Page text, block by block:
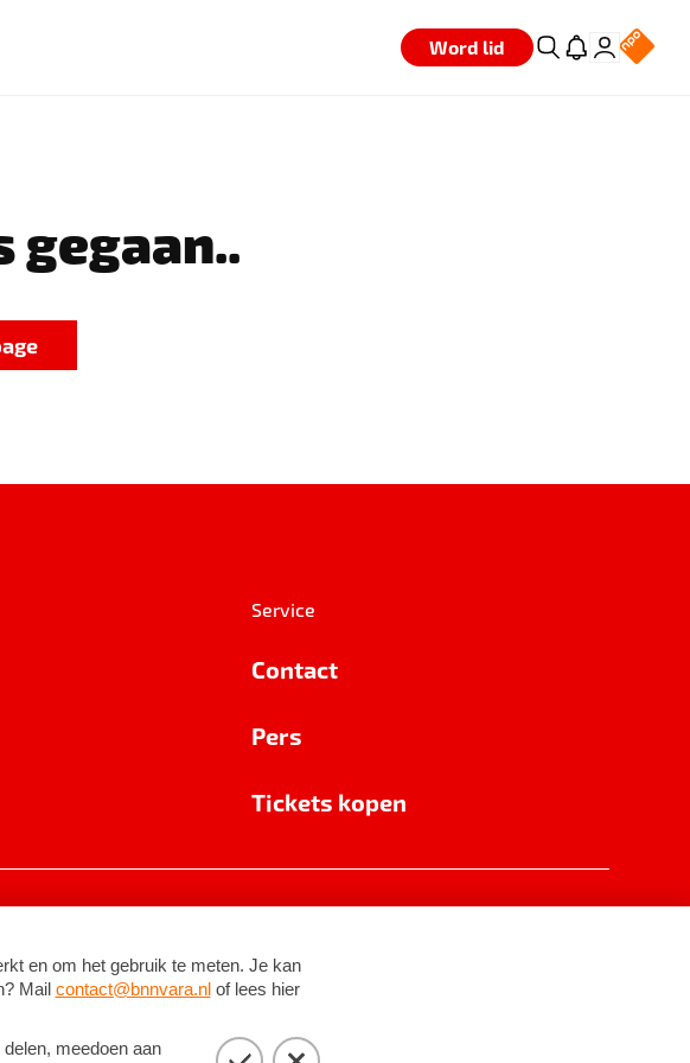
Word lid
gegaan..
Service
Contact
Pers
Tickets kopen